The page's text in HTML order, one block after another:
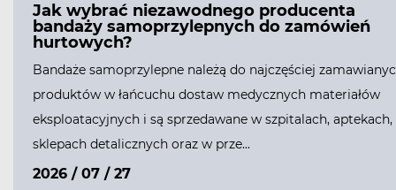
Jak wybrać niezawodnego producenta
bandaży samoprzylepnych do zamówień
hurtowych?
Bandaże samoprzylepne należą do najczęściej
produktów w łańcuchu dostaw medycznych materiałów
eksploatacyjnych i są sprzedawane w szpitalach, aptekach,
sklepach detalicznych oraz w prze...
2026 / 07 / 27